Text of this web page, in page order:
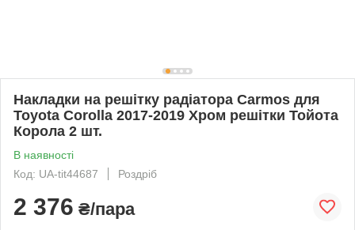
Накладки на решітку радіатора Carmos для
Toyota Corolla 2017-2019 Хром решітки Тойота
Корола 2 шт.
В наявності
Код: UA-tit44687
Роздріб
2 376 ₴/пара